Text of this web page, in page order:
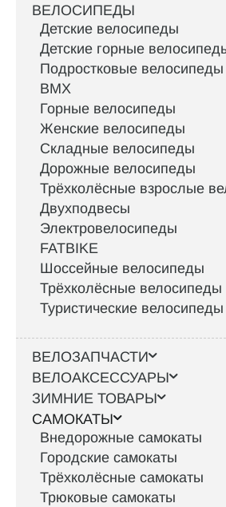
ВЕЛОСИПЕДЫ
Детские велосипеды
Детские горные
Подростковые велосипеды
BMX
Горные велосипеды
Женские велосипеды
Складные велосипеды
Дорожные велосипеды
Трёхколёсные взрослые
Двухподвесы
Электровелосипеды
FATBIKE
Шоссейные велосипеды
Трёхколёсные велосипеды
Туристические велосипеды
ВЕЛОЗАПЧАСТИ
ВЕЛОАКСЕССУАРЫ
ЗИМНИЕ ТОВАРЫ
САМОКАТЫ
Внедорожные самокаты
Городские самокаты
Трёхколёсные самокаты
Трюковые самокаты